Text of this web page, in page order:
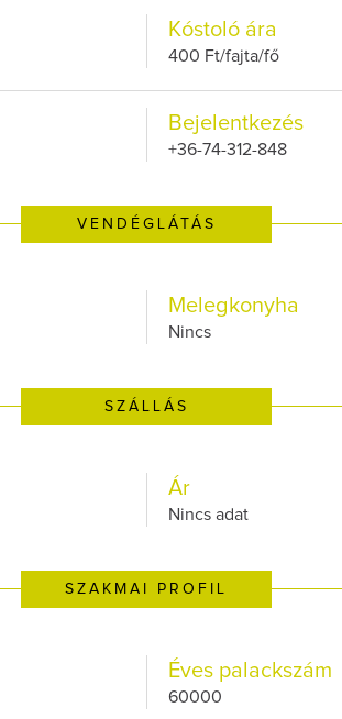
Kóstoló ára
400 Ft/fajta/fő
Bejelentkezés
+36-74-312-848
VENDÉGLÁTÁS
Melegkonyha
Nincs
SZÁLLÁS
Ár
Nincs adat
SZAKMAI PROFIL
Éves palackszám
60000